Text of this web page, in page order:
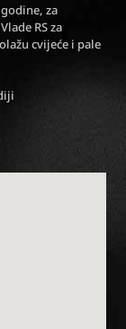
za
RS za
cvijeće i pale